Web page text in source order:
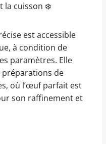
la cuisson ❄️
est accessible
à condition de
paramètres. Elle
préparations de
où l’œuf parfait est
son raffinement et